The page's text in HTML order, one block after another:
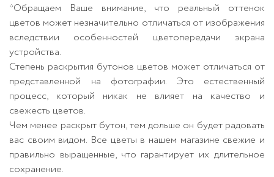
*Обращаем Ваше внимание, что реальный оттенок
цветов может незначительно отличаться от изображения
вследствии особенностей цветопередачи экрана
устройства.
Степень раскрытия бутонов цветов может отличаться от
представленной на фотографии. Это естественный
процесс, который никак не влияет на качество и
свежесть цветов.
Чем менее раскрыт бутон, тем дольше он будет радовать
вас своим видом. Все цветы в нашем магазине свежие и
правильно выращенные, что гарантирует их длительное
сохранение.